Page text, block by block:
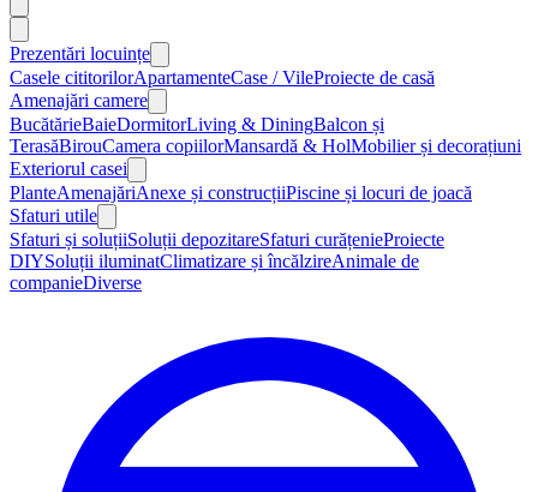
Prezentări locuințe
Casele cititorilorApartamenteCase / VileProiecte de casă
Amenajări camere
BucătărieBaieDormitorLiving & DiningBalcon și
TerasăBirouCamera copiilorMansardă & HolMobilier și decorațiuni
Exteriorul casei
PlanteAmenajăriAnexe și construcțiiPiscine și locuri de joacă
Sfaturi utile
Sfaturi și soluțiiSoluții depozitareSfaturi curățenieProiecte
DIYSoluții iluminatClimatizare și încălzireAnimale de
companieDiverse